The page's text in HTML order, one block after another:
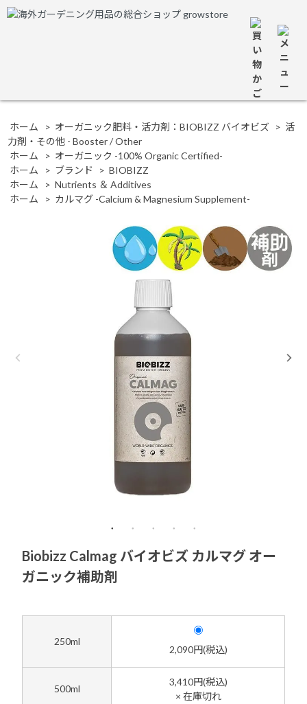
ホーム > オーガニック肥料・活力剤：BIOBIZZ バイオビズ > 活
力剤・その他 - Booster / Other
ホーム
> オーガニック -100% Organic Certified-
ホーム
> ブランド > BIOBIZZ
ホーム
> Nutrients ＆ Additives
ホーム
> カルマグ -Calcium & Magnesium Supplement-
Biobizz Calmag バイオビズ カルマグ オー
ガニック補助剤
250ml
2,090円(税込)
500ml
3,410円(税込)
× 在庫切れ